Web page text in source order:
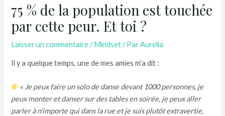
75 % de la population est touchée
par cette peur. Et toi ?
Laisser un commentaire /Mindset/ ParAurelia
Il y a quelque temps, une de mes amies m’a dit :
« Je peux faire un solo de danse devant 1000 personnes, je
peux monter et danser sur des tables en soirée, je peux aller
parler à n’importe qui dans la rue et je suis plutôt extravertie,